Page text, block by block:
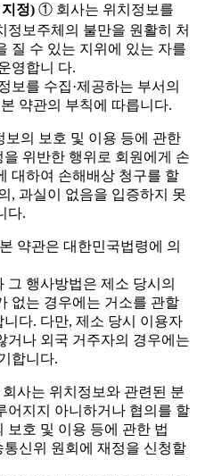
정) ① 회사는 위치정보를
정보주체의 불만을 원활히 처
질 수 있는 지위에 있는 자를
영합니 다.
를 수집·제공하는 부서의
약관의 부칙에 따릅니다.
보의 보호 및 이용 등에 관한
위반한 행위로 회원에게 손
대하여 손해배상 청구를 할
, 과실이 없음을 입증하지 못
다.
약관은 대한민국법령에 의
행사방법은 제소 당시의
없는 경우에는 거소를 관할
다. 다만, 제소 당시 이용자
거나 외국 거주자의 경우에는
합니다.
사는 위치정보와 관련된 분
어지지 아니하거나 협의를 할
보호 및 이용 등에 관한 법
신위 원회에 재정을 신청할